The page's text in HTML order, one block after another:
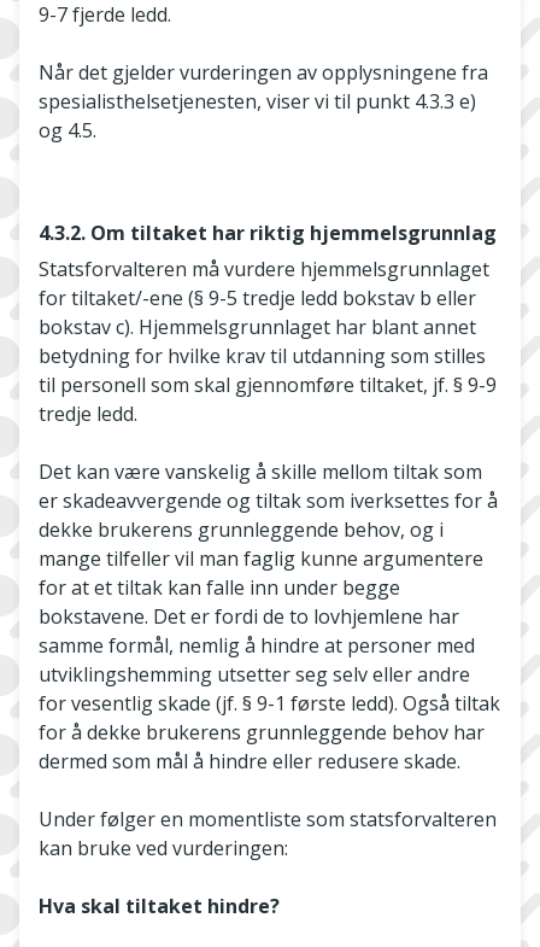
9-7 fjerde ledd.
Når det gjelder vurderingen av opplysningene fra
spesialisthelsetjenesten, viser vi til punkt 4.3.3 e)
og 4.5.
4.3.2. Om tiltaket har riktig hjemmelsgrunnlag
Statsforvalteren må vurdere hjemmelsgrunnlaget
for tiltaket/-ene (§ 9-5 tredje ledd bokstav b eller
bokstav c). Hjemmelsgrunnlaget har blant annet
betydning for hvilke krav til utdanning som stilles
til personell som skal gjennomføre tiltaket, jf. § 9-9
tredje ledd.
Det kan være vanskelig å skille mellom tiltak som
er skadeavvergende og tiltak som iverksettes for å
dekke brukerens grunnleggende behov, og i
mange tilfeller vil man faglig kunne argumentere
for at et tiltak kan falle inn under begge
bokstavene. Det er fordi de to lovhjemlene har
samme formål, nemlig å hindre at personer med
utviklingshemming utsetter seg selv eller andre
for vesentlig skade (jf. § 9-1 første ledd). Også tiltak
for å dekke brukerens grunnleggende behov har
dermed som mål å hindre eller redusere skade.
Under følger en momentliste som statsforvalteren
kan bruke ved vurderingen:
Hva skal tiltaket hindre?